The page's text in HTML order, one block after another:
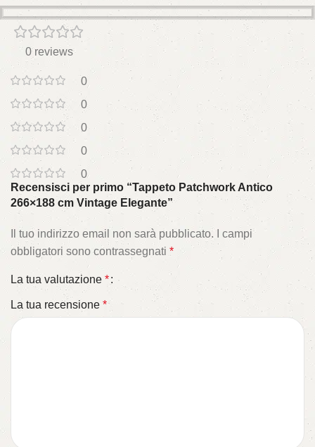
0 reviews
0
0
0
0
0
Recensisci per primo “Tappeto Patchwork Antico
266×188 cm Vintage Elegante”
Il tuo indirizzo email non sarà pubblicato.
I campi
obbligatori sono contrassegnati *
La tua valutazione *
La tua recensione *